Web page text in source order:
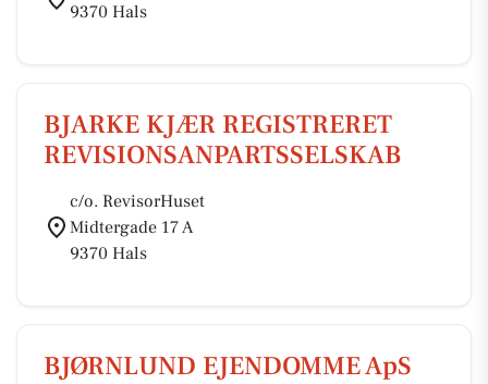
9370 Hals
BJARKE KJÆR REGISTRERET
REVISIONSANPARTSSELSKAB
c/o. RevisorHuset
Midtergade 17 A
9370 Hals
BJØRNLUND EJENDOMME ApS